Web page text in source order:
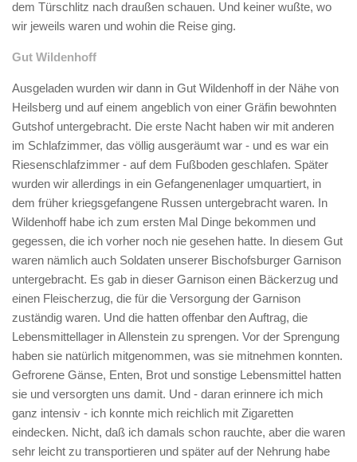
dem Türschlitz nach draußen schauen. Und keiner wußte, wo
wir jeweils waren und wohin die Reise ging.
Gut Wildenhoff
Ausgeladen wurden wir dann in Gut Wildenhoff in der Nähe von
Heilsberg und auf einem angeblich von einer Gräfin bewohnten
Gutshof untergebracht. Die erste Nacht haben wir mit anderen
im Schlafzimmer, das völlig ausgeräumt war - und es war ein
Riesenschlafzimmer - auf dem Fußboden geschlafen. Später
wurden wir allerdings in ein Gefangenenlager umquartiert, in
dem früher kriegsgefangene Russen untergebracht waren. In
Wildenhoff habe ich zum ersten Mal Dinge bekommen und
gegessen, die ich vorher noch nie gesehen hatte. In diesem Gut
waren nämlich auch Soldaten unserer Bischofsburger Garnison
untergebracht. Es gab in dieser Garnison einen Bäckerzug und
einen Fleischerzug, die für die Versorgung der Garnison
zuständig waren. Und die hatten offenbar den Auftrag, die
Lebensmittellager in Allenstein zu sprengen. Vor der Sprengung
haben sie natürlich mitgenommen, was sie mitnehmen konnten.
Gefrorene Gänse, Enten, Brot und sonstige Lebensmittel hatten
sie und versorgten uns damit. Und - daran erinnere ich mich
ganz intensiv - ich konnte mich reichlich mit Zigaretten
eindecken. Nicht, daß ich damals schon rauchte, aber die waren
sehr leicht zu transportieren und später auf der Nehrung habe